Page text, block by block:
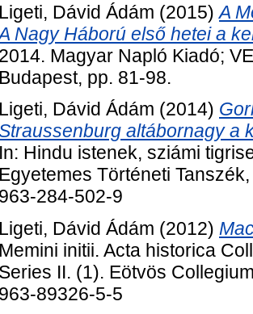
Ligeti, Dávid Ádám (2015)A
Nagy Háború első hetei a
2014. Magyar Napló Kiadó;
Budapest, pp. 81-98.
Ligeti, Dávid Ádám (2014)
altábornagy a
In: Hindu istenek, sziámi
Egyetemes Történeti
963-284-502-9
Ligeti, Dávid Ádám (2012)
Memini initii. Acta historica
Series II. (1). Eötvös
963-89326-5-5